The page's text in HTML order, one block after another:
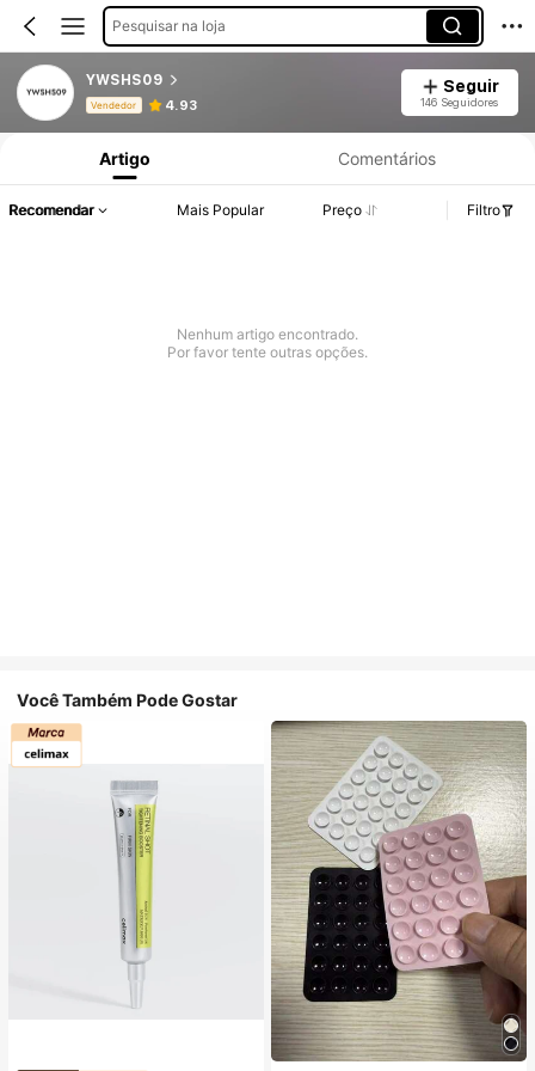
Pesquisar na loja
YWSHS09
Vendedor 4.93
Seguir
146 Seguidores
Informações do Produto: Divulgação de Preço, Vendas e Detalhes de Stock.
Artigo Comentários
Recomendar Mais Popular Preço Filtro
Nenhum artigo encontrado.
Por favor tente outras opções.
Você Também Pode Gostar